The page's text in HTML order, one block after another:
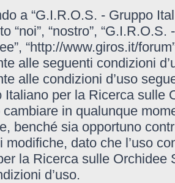
a “G.I.R.O.S. - Gruppo
“noi”, “nostro”,
“http://www.giros.it/
alle seguenti condizioni
alle condizioni d’uso
Italiano per la Ricerca sulle
cambiare in qualunque
benché sia opportuno
modifiche, dato che l’uso
la Ricerca sulle Orchidee
d’uso.